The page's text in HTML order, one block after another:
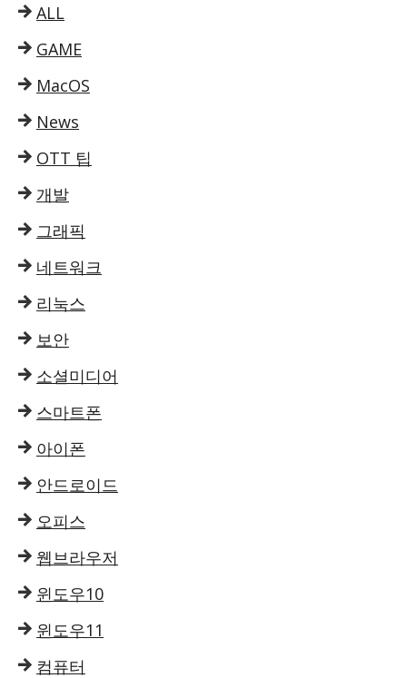
ALL
GAME
MacOS
News
OTT 팁
개발
그래픽
네트워크
리눅스
보안
소셜미디어
스마트폰
아이폰
안드로이드
오피스
웹브라우저
윈도우10
윈도우11
컴퓨터